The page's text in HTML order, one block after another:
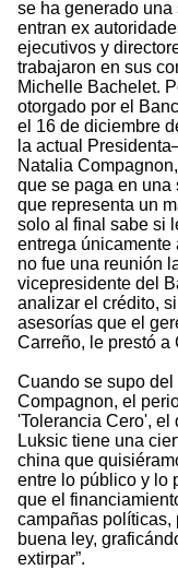
se ha generado
entran ex
ejecutivos y
trabajaron en sus
Michelle Bachelet.
otorgado por el
el 16 de diciembre
la actual
Natalia
que se paga en una
que representa un
solo al final sabe si
entrega únicamente
no fue una reunión
vicepresidente del
analizar el crédito,
asesorías que el
Carreño, le prestó a
Cuando se supo
Compagnon, el
'Tolerancia Cero', el
Luksic tiene una
china que
entre lo público y lo
que el
campañas políticas,
buena ley,
extirpar”.